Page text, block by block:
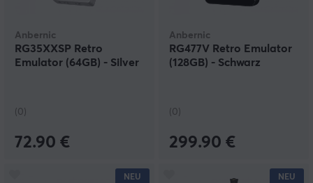
Anbernic
RG35XXSP Retro
Emulator (64GB) - Silver
(0)
72.90 €
Anbernic
RG477V Retro Emulator
(128GB) - Schwarz
(0)
299.90 €
NEU NEU